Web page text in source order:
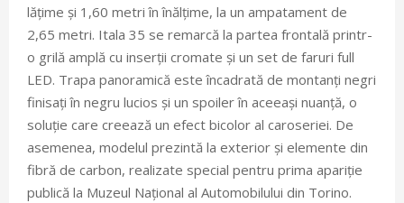
lățime și 1,60 metri în înălțime, la un ampatament de
2,65 metri. Itala 35 se remarcă la partea frontală printr-
o grilă amplă cu inserții cromate și un set de faruri full
LED. Trapa panoramică este încadrată de montanți negri
finisați în negru lucios și un spoiler în aceeași nuanță, o
soluție care creează un efect bicolor al caroseriei. De
asemenea, modelul prezintă la exterior și elemente din
fibră de carbon, realizate special pentru prima apariție
publică la Muzeul Național al Automobilului din Torino.